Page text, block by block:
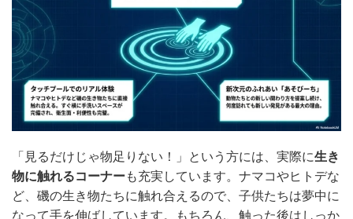
「見るだけじゃ物足りない！」という方には、実際に生き
物に触れるコーナーも充実しています。ナマコやヒトデな
ど、磯の生き物たちに触れ合えるので、子供たちは夢中に
なって手を伸ばしています。もちろん、触った後はしっか